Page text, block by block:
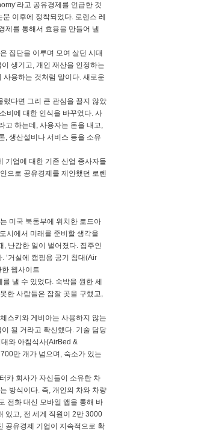
라고 공유경제를 언급한 것
이후에 정착되었다. 로렌스 레
제를 통해서 효용을 만들어 낼
집단을 이루며 모여 살던 시대
생기고, 개인 재산을 인정하는
용하는 것처럼 말이다. 새로운
다면 그리 큰 관심을 끌지 않았
비에 대한 인식을 바꾸었다. 사
고 하는데, 사용자는 돈을 내고,
, 생산설비나 서비스 등을 소유
기업에 대한 기존 산업 종사자들
으로 공유경제를 제안했던 로렌
미국 북동부에 위치한 로드아
시에서 미래를 준비할 생각을
난감한 일이 벌어졌다. 집주인
‘거실에 캠핑용 공기 침대(Air
웹사이트
낼 수 있었다. 숙박을 원한 세
한 사람들은 잠잘 곳을 구했고,
스키와 게비아는 사용하지 않는
될 거라고 확신했다. 기술 담당
와 아침식사(AirBed &
만 개가 넘으며, 숙소가 있는
카 회사가 자신들이 소유한 차
방식이다. 즉, 개인의 차와 차량
전화 대신 모바일 앱을 통해 바
있고, 전 세계 직원이 2만 3000
공유경제 기업이 지속적으로 확